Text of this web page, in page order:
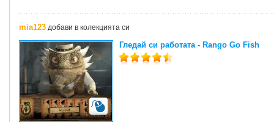
mia123 добави в колекцията си
Гледай си работата - Rango Go Fish